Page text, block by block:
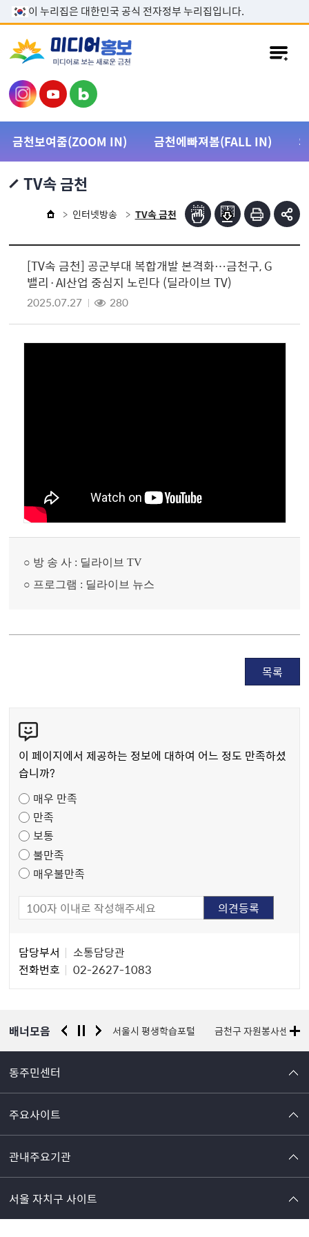
본문 바로가기
이 누리집은 대한민국 공식 전자정부 누리집입니다.
금천보여줌(ZOOM IN) 금천에빠져봄(FALL IN)
TV속 금천
인터넷방송 TV속 금천
[TV속 금천] 공군부대 복합개발 본격화…금천구, G
밸리·AI산업 중심지 노린다 (딜라이브 TV)
2025.07.27 280
○ 방 송 사 : 딜라이브 TV
○ 프로그램 : 딜라이브 뉴스
목록
텐
츠
만
도
조
사
이 페이지에서 제공하는 정보에 대하여 어느 정도 만족하셨
습니까?
매우 만족
만족
보통
불만족
매우불만족
자
담당부서
소통담당관
전화번호
02-2627-1083
배너모음
경찰청 유실물 통합포털 서울시 평생학습포털 금천구 자원봉사센터
동주민센터
주요사이트
관내주요기관
서울 자치구 사이트